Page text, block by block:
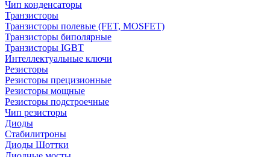
Чип конденсаторы
Транзисторы
Транзисторы полевые (FET, MOSFET)
Транзисторы биполярные
Транзисторы IGBT
Интеллектуальные ключи
Резисторы
Резисторы прецизионные
Резисторы мощные
Резисторы подстроечные
Чип резисторы
Диоды
Стабилитроны
Диоды Шоттки